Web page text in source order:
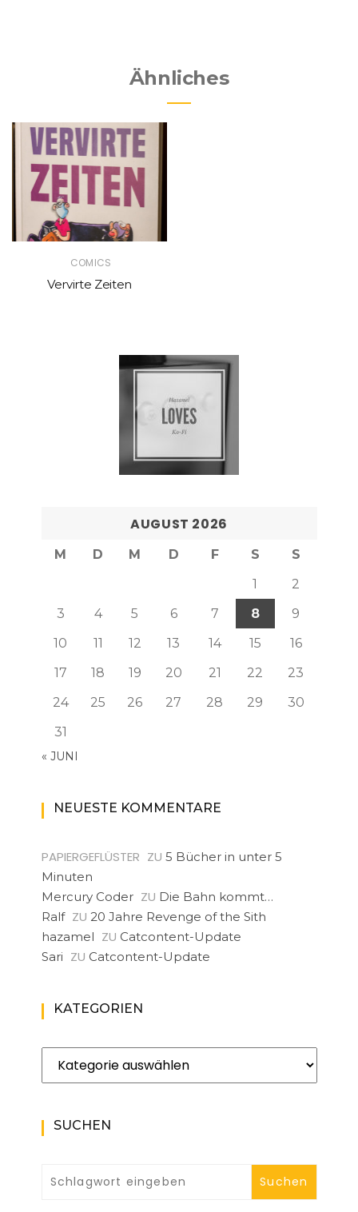
Ähnliches
COMICS
Vervirte Zeiten
AUGUST 2026
M D M D F S
S
1
2
3
4 5 6 7 8
9
10
11 12 13 14 15
16
17
18 19 20 21 22
23
24
25 26 27 28 29
30
31
« JUNI
NEUESTE KOMMENTARE
PAPIERGEFLÜSTER ZU 5 Bücher in unter 5
Minuten
Mercury Coder ZU Die Bahn kommt…
Ralf ZU 20 Jahre Revenge of the Sith
hazamel ZU Catcontent-Update
Sari ZU Catcontent-Update
KATEGORIEN
Kategorien
SUCHEN